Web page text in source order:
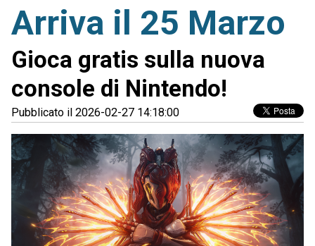
Arriva il 25 Marzo
Gioca gratis sulla nuova
console di Nintendo!
Pubblicato il 2026-02-27 14:18:00